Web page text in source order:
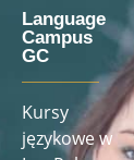
Language
Campus
GC
Kursy
językowe w